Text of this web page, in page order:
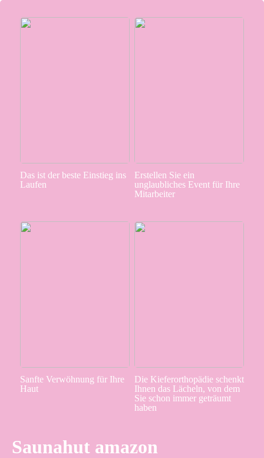
Das ist der beste Einstieg ins
Laufen
Erstellen Sie ein
unglaubliches Event für Ihre
Mitarbeiter
Sanfte Verwöhnung für Ihre
Haut
Die Kieferorthopädie schenkt
Ihnen das Lächeln, von dem
Sie schon immer geträumt
haben
Saunahut amazon